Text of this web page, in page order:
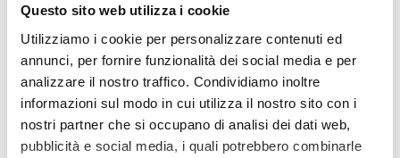
Questo sito web utilizza i cookie
Utilizziamo i cookie per personalizzare contenuti ed
annunci, per fornire funzionalità dei social media e per
analizzare il nostro traffico. Condividiamo inoltre
informazioni sul modo in cui utilizza il nostro sito con i
nostri partner che si occupano di analisi dei dati web,
pubblicità e social media, i quali potrebbero combinarle
30 Giugno 2026
PREMI 2025. I TOP TEN
30 Giugno 2026